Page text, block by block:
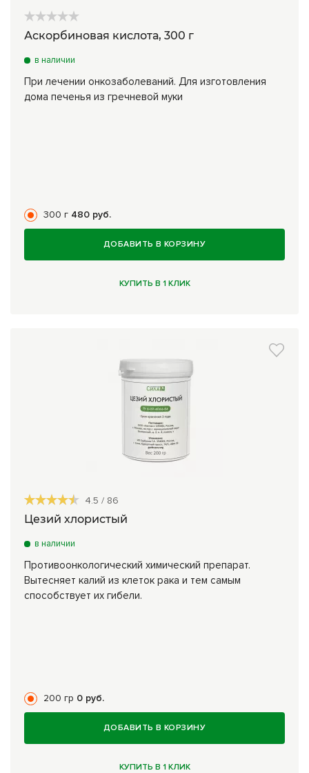
Аскорбиновая кислота, 300 г
в наличии
При лечении онкозаболеваний. Для изготовления
дома печенья из гречневой муки
300 г 480 руб.
ДОБАВИТЬ В КОРЗИНУ
КУПИТЬ В 1 КЛИК
4.5 / 86
Цезий хлористый
в наличии
Противоонкологический химический препарат.
Вытесняет калий из клеток рака и тем самым
способствует их гибели.
200 гр 0 руб.
ДОБАВИТЬ В КОРЗИНУ
КУПИТЬ В 1 КЛИК